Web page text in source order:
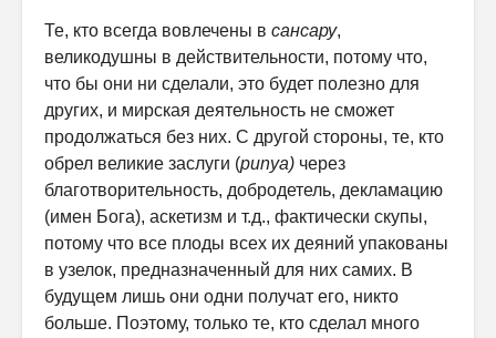
Те, кто всегда вовлечены в сансару,
великодушны в действительности, потому что,
что бы они ни сделали, это будет полезно для
других, и мирская деятельность не сможет
продолжаться без них. С другой стороны, те, кто
обрел великие заслуги (punya) через
благотворительность, добродетель, декламацию
(имен Бога), аскетизм и т.д., фактически скупы,
потому что все плоды всех их деяний упакованы
в узелок, предназначенный для них самих. В
будущем лишь они одни получат его, никто
больше. Поэтому, только те, кто сделал много